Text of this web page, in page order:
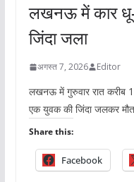
लखनऊ में कार धू-
जिंदा जला
अगस्त 7, 2026 Editor
लखनऊ में गुरुवार रात करीब
एक युवक की जिंदा जलकर मौत
Share this:
Facebook